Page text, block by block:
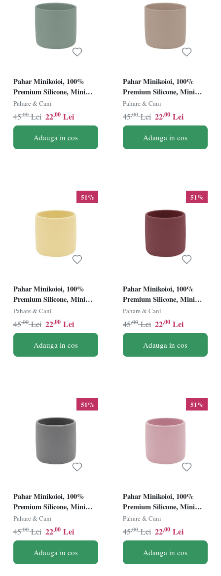
Pahar Minikoioi, 100%
Premium Silicone, Mini
Cup â€“ Bubble Beige
Pahare & Cani
22,00 Lei
45,00 Lei
Adauga in cos
Pahar Minikoioi, 100%
Premium Silicone, Mini
Cup â€“ River Green
Pahare & Cani
22,00 Lei
45,00 Lei
Adauga in cos
51%
Pahar Minikoioi, 100%
Premium Silicone, Mini
Cup â€“ Mellow Yellow
Pahare & Cani
22,00 Lei
45,00 Lei
Adauga in cos
51%
Pahar Minikoioi, 100%
Premium Silicone, Mini
Cup â€“ Velvet Rose
Pahare & Cani
22,00 Lei
45,00 Lei
Adauga in cos
51%
Pahar Minikoioi, 100%
Premium Silicone, Mini
Cup â€“ Powder Grey
Pahare & Cani
22,00 Lei
45,00 Lei
Adauga in cos
51%
Pahar Minikoioi, 100%
Premium Silicone, Mini
Cup â€“ Pinky Pink
Pahare & Cani
22,00 Lei
45,00 Lei
Adauga in cos